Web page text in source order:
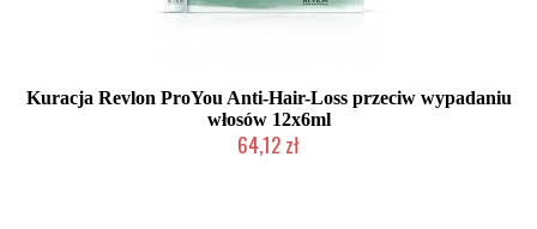
Kuracja Revlon ProYou Anti-Hair-Loss przeciw wypadaniu
włosów 12x6ml
64,12 zł